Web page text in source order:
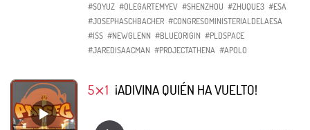
#SOYUZ #OLEGARTEMYEV #SHENZHOU #ZHUQUE3 #ESA
#JOSEPHASCHBACHER #CONGRESOMINISTERIALDELAESA
#ISS #NEWGLENN #BLUEORIGIN #PLDSPACE
#JAREDISAACMAN #PROJECTATHENA #APOLO
5⨯1 ¡ADIVINA QUIÉN HA VUELTO!